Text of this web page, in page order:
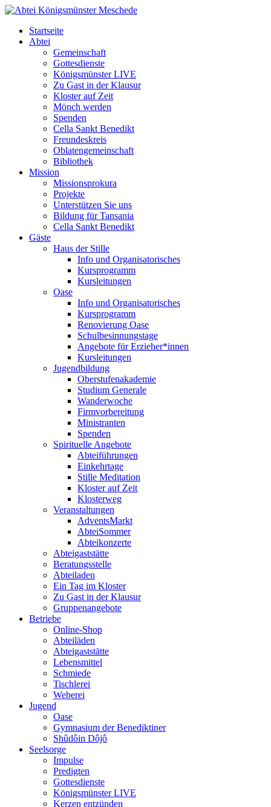
Startseite
Abtei
Gemeinschaft
Gottesdienste
Königsmünster LIVE
Zu Gast in der Klausur
Kloster auf Zeit
Mönch werden
Spenden
Cella Sankt Benedikt
Freundeskreis
Oblatengemeinschaft
Bibliothek
Mission
Missionsprokura
Projekte
Unterstützen Sie uns
Bildung für Tansania
Cella Sankt Benedikt
Gäste
Haus der Stille
Info und Organisatorisches
Kursprogramm
Kursleitungen
Oase
Info und Organisatorisches
Kursprogramm
Renovierung Oase
Schulbesinnungstage
Angebote für Erzieher*innen
Kursleitungen
Jugendbildung
Oberstufenakademie
Studium Generale
Wanderwoche
Firmvorbereitung
Ministranten
Spenden
Spirituelle Angebote
Abteiführungen
Einkehrtage
Stille Meditation
Kloster auf Zeit
Klosterweg
Veranstaltungen
AdventsMarkt
AbteiSommer
Abteikonzerte
Abteigaststätte
Beratungsstelle
Abteiladen
Ein Tag im Kloster
Zu Gast in der Klausur
Gruppenangebote
Betriebe
Online-Shop
Abteiläden
Abteigaststätte
Lebensmittel
Schmiede
Tischlerei
Weberei
Jugend
Oase
Gymnasium der Benediktiner
Shûdôin Dôjô
Seelsorge
Impulse
Predigten
Gottesdienste
Königsmünster LIVE
Kerzen entzünden